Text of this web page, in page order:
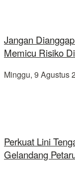
Jangan
Memicu Risiko
Minggu, 9 Agustus
Perkuat Lini
Gelandang